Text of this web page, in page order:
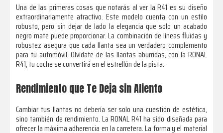
Una de las primeras cosas que notarás al ver la R41 es su diseño
extraordinariamente atractivo. Este modelo cuenta con un estilo
robusto, pero sin dejar de lado la elegancia que solo un acabado
negro mate puede proporcionar. La combinación de líneas fluidas y
robustez asegura que cada llanta sea un verdadero complemento
para tu automóvil. Olvídate de las llantas aburridas, con la RONAL
R41, tu coche se convertirá en el estrellón de la pista.
Rendimiento que Te Deja sin Aliento
Cambiar tus llantas no debería ser solo una cuestión de estética,
sino también de rendimiento. La RONAL R41 ha sido diseñada para
ofrecer la máxima adherencia en la carretera. La forma y el material